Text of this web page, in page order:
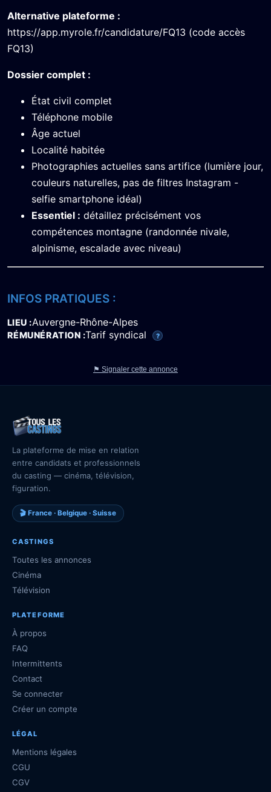
Alternative plateforme :
https://app.myrole.fr/candidature/FQ13 (code accès
FQ13)
Dossier complet :
État civil complet
Téléphone mobile
Âge actuel
Localité habitée
Photographies actuelles sans artifice (lumière jour,
couleurs naturelles, pas de filtres Instagram -
selfie smartphone idéal)
Essentiel : détaillez précisément vos
compétences montagne (randonnée nivale,
alpinisme, escalade avec niveau)
INFOS PRATIQUES :
LIEU Auvergne-Rhône-Alpes
RÉMUNÉRATION Tarif syndical ?
⚑ Signaler cette annonce
La plateforme de mise en relation
entre candidats et professionnels
du casting — cinéma, télévision,
figuration.
🎬 France · Belgique · Suisse
CASTINGS
Toutes les annonces
Cinéma
Télévision
PLATEFORME
À propos
FAQ
Intermittents
Contact
Se connecter
Créer un compte
LÉGAL
Mentions légales
CGU
CGV